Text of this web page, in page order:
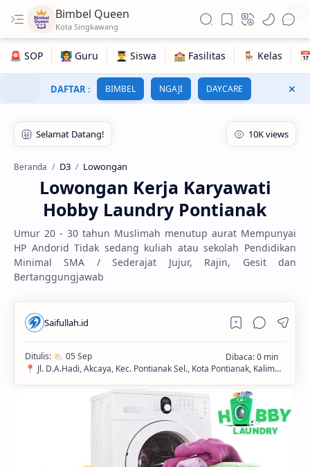
Bimbel Queen 1798
DAFTAR : BIMBEL NGAJI DAYCARE
Beranda D3 Lowongan
Lowongan Kerja Karyawati
Hobby Laundry Pontianak
Umur 20 - 30 tahun Muslimah menutup aurat Mempunyai
HP Andorid Tidak sedang kuliah atau sekolah Pendidikan
Minimal SMA / Sederajat Jujur, Rajin, Gesit dan
Bertanggungjawab